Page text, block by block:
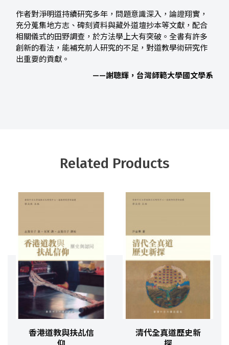
作者對淨明道持續研究多年，問題意識深入，論證翔實，
充分蒐集地方志、碑刻資料與藏外道壇抄本等文獻，配合
相關儀式的田野調查，於方法學上大有突破。全書有許多
創新的看法，能補充前人研究的不足，對道教學術研究作
出重要的貢獻。
——謝聰輝，台灣師範大學國文學系
Related Products
香港道教與扶乩信
清代全真道歷史新